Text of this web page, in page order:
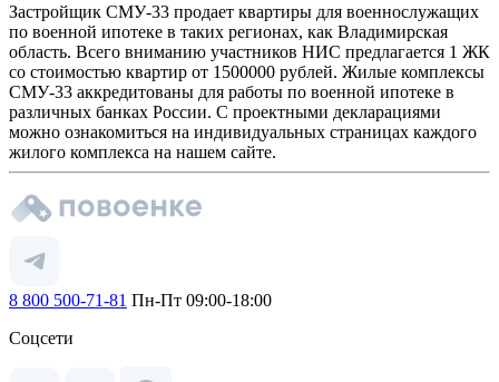
Застройщик СМУ-33 продает квартиры для военнослужащих
по военной ипотеке в таких регионах, как Владимирская
область. Всего вниманию участников НИС предлагается 1 ЖК
со стоимостью квартир от 1500000 рублей. Жилые комплексы
СМУ-33 аккредитованы для работы по военной ипотеке в
различных банках России. С проектными декларациями
можно ознакомиться на индивидуальных страницах каждого
жилого комплекса на нашем сайте.
8 800 500-71-81 Пн-Пт 09:00-18:00
Соцсети